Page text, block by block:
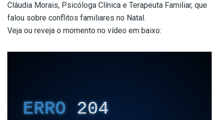
Cláudia Morais, Psicóloga Clínica e Terapeuta Familiar, que
falou sobre conflitos familiares no Natal.
Veja ou reveja o momento no vídeo em baixo: